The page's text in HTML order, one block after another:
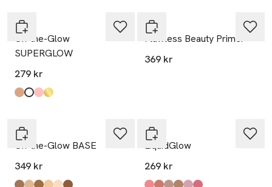
Pixi
On-the-Glow
SUPERGLOW
279 kr
Produkten finns i färgerna:
Naturallustre
Icepearl,
Petaldew
Gildedgold
Pixi
Flawless Beauty Primer
369 kr
Pixi
On-the-Glow BASE
349 kr
Pixi
LiquidGlow
269 kr